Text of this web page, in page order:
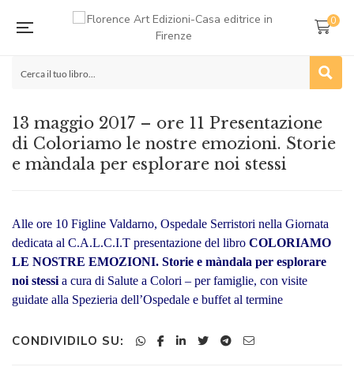
0
13 maggio 2017 – ore 11 Presentazione
di Coloriamo le nostre emozioni. Storie
e màndala per esplorare noi stessi
Alle ore 10 Figline Valdarno, Ospedale Serristori nella Giornata
dedicata al C.A.L.C.I.T presentazione del libro COLORIAMO
LE NOSTRE EMOZIONI. Storie e màndala per esplorare
noi stessi a cura di Salute a Colori – per famiglie, con visite
guidate alla Spezieria dell’Ospedale e buffet al termine
CONDIVIDILO SU: